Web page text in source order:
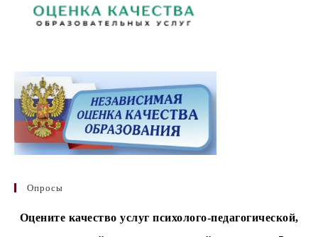
Опросы
Оцените качество услуг психолого-педагогической,